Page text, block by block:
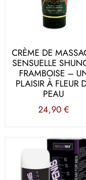
CRÈME DE
SENSUELLE
FRAMBOISE –
PLAISIR À FLEUR
PEAU
24,90 €
-
LA